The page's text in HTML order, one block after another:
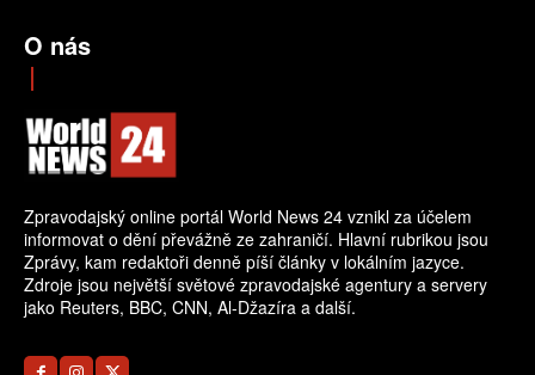
O nás
Zpravodajský online portál World News 24 vznikl za účelem
informovat o dění převážně ze zahraničí. Hlavní rubrikou jsou
Zprávy, kam redaktoři denně píší články v lokálním jazyce.
Zdroje jsou největší světové zpravodajské agentury a servery
jako Reuters, BBC, CNN, Al-Džazíra a další.